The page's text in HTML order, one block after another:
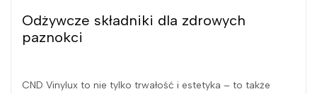
Odżywcze składniki dla zdrowych
paznokci
CND Vinylux to nie tylko trwałość i estetyka – to także